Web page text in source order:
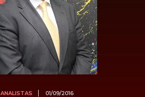
ANALISTAS 01/09/2016